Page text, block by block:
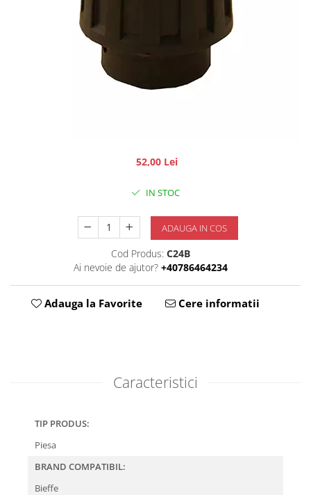
52,00 Lei
IN STOC
ADAUGA IN COS
Cod Produs: C24B
Ai nevoie de ajutor? +40786464234
Adauga la Favorite Cere informatii
Caracteristici
TIP PRODUS:
Piesa
BRAND COMPATIBIL:
Bieffe